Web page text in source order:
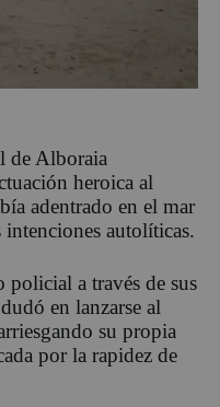
de Alboraia
heroica al
adentrado en el mar
intenciones autolíticas.
a través de sus
en lanzarse al
su propia
por la rapidez de